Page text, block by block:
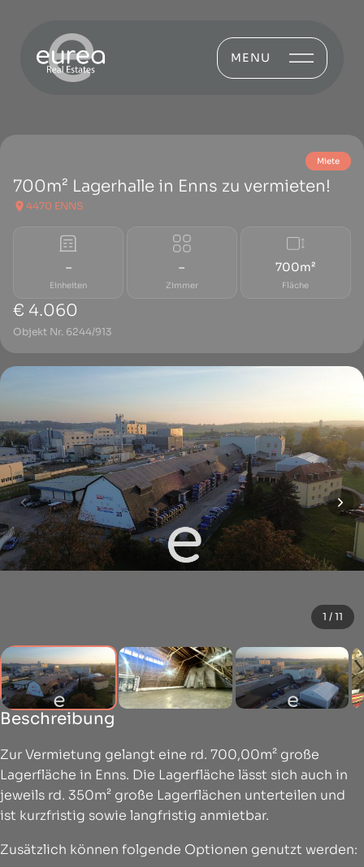
MENU
Miete
700m² Lagerhalle in Enns zu vermieten!
4470 ENNS
–
Einheiten
–
Zimmer
700m²
Fläche
€ 4.060
Objekt Nr. 6244/913
1 / 11
Beschreibung
Zur Vermietung gelangt eine rd. 700,00m² große
Lagerfläche in Enns. Die Lagerfläche lässt sich auch in
jeweils rd. 350m² große Lagerflächen unterteilen und
ist kurzfristig sowie langfristig anmietbar.
Zusätzlich können folgende Optionen genutzt werden: